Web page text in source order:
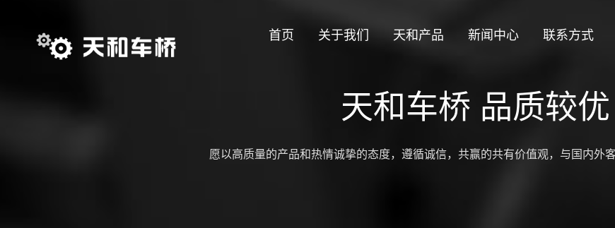
首页 关于我们 天和产品 新闻中心 联系方式
天和车桥 品质较优
愿以高质量的产品和热情诚挚的态度，遵循诚信，共赢的共有价值观，与国内外